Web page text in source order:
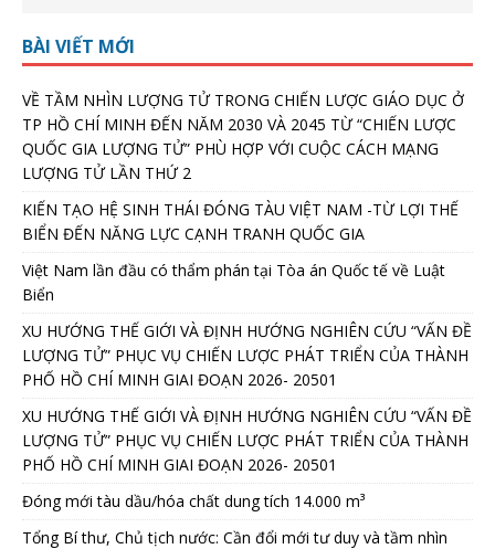
BÀI VIẾT MỚI
VỀ TẦM NHÌN LƯỢNG TỬ TRONG CHIẾN LƯỢC GIÁO DỤC Ở
TP HỒ CHÍ MINH ĐẾN NĂM 2030 VÀ 2045 TỪ “CHIẾN LƯỢC
QUỐC GIA LƯỢNG TỬ” PHÙ HỢP VỚI CUỘC CÁCH MẠNG
LƯỢNG TỬ LẦN THỨ 2
KIẾN TẠO HỆ SINH THÁI ĐÓNG TÀU VIỆT NAM -TỪ LỢI THẾ
BIỂN ĐẾN NĂNG LỰC CẠNH TRANH QUỐC GIA
Việt Nam lần đầu có thẩm phán tại Tòa án Quốc tế về Luật
Biển
XU HƯỚNG THẾ GIỚI VÀ ĐỊNH HƯỚNG NGHIÊN CỨU “VẤN ĐỀ
LƯỢNG TỬ” PHỤC VỤ CHIẾN LƯỢC PHÁT TRIỂN CỦA THÀNH
PHỐ HỒ CHÍ MINH GIAI ĐOẠN 2026- 20501
XU HƯỚNG THẾ GIỚI VÀ ĐỊNH HƯỚNG NGHIÊN CỨU “VẤN ĐỀ
LƯỢNG TỬ” PHỤC VỤ CHIẾN LƯỢC PHÁT TRIỂN CỦA THÀNH
PHỐ HỒ CHÍ MINH GIAI ĐOẠN 2026- 20501
Đóng mới tàu dầu/hóa chất dung tích 14.000 m³
Tổng Bí thư, Chủ tịch nước: Cần đổi mới tư duy và tầm nhìn